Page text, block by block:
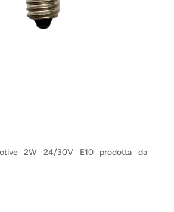
2W 24/30V E10 prodotta da